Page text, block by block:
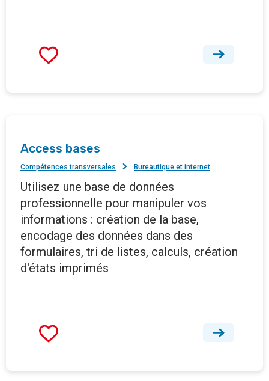
Access bases
Compétences transversales Bureautique et internet
Utilisez une base de données
professionnelle pour manipuler vos
informations : création de la base,
encodage des données dans des
formulaires, tri de listes, calculs, création
d'états imprimés